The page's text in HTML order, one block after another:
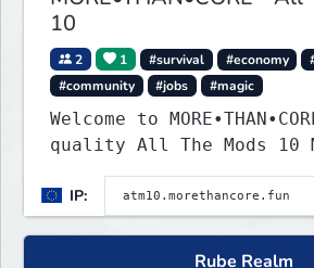
10
2 1 #survival #economy
#community
#jobs #magic
Welcome to
quality All The Mods 10
smooth, polished, and
modded experience.
IP:
Rube Realm